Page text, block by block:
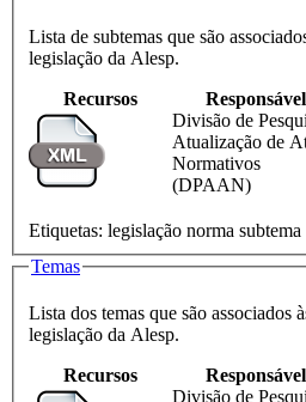
Lista de subtemas que são
legislação da Alesp.
Recursos
Responsável
Divisão de
Atualização de
Normativos
(DPAAN)
Etiquetas: legislação norma subtema
Temas
Lista dos temas que são associados
legislação da Alesp.
Recursos
Responsável
Divisão de